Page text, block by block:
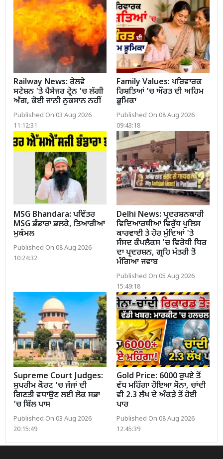
Railway News: ਰੇਲਵੇ
ਸਟੇਸ਼ਨ 'ਤੇ ਪੈਸੇਂਜਰ ਟ੍ਰੇਨ 'ਚ ਲੱਗੀ
ਅੱਗ, ਕੋਈ ਜਾਨੀ ਨੁਕਸਾਨ ਨਹੀਂ
Published On 03 Aug 2026
11:12:31
Family Values: ਪਰਿਵਾਰਕ
ਰਿਸ਼ਤਿਆਂ ’ਚ ਔਰਤ ਦੀ ਅਹਿਮ
ਭੂਮਿਕਾ
Published On 08 Aug 2026
09:43:18
MSG Bhandara: ਪਵਿੱਤਰ
MSG ਭੰਡਾਰਾ ਭਲਕੇ, ਤਿਆਰੀਆਂ
ਮੁਕੰਮਲ
Published On 08 Aug 2026
10:24:32
Delhi News: ਪ੍ਰਦਰਸ਼ਨਕਾਰੀ
ਵਿਦਿਆਰਥੀਆਂ ਵਿਰੁੱਧ ਪੁਲਿਸ
ਕਾਰਵਾਈ ਤੇ ਹੋਰ ਮੁੱਦਿਆਂ 'ਤੇ
ਸੰਸਦ ਕੰਪਲੈਕਸ ’ਚ ਵਿਰੋਧੀ ਧਿਰ
ਦਾ ਪ੍ਰਦਰਸ਼ਨ, ਗ੍ਰਹਿ ਮੰਤਰੀ ਤੋਂ
ਮੰਗਿਆ ਜਵਾਬ
Published On 05 Aug 2026
15:49:18
Supreme Court Judges:
ਸੁਪਰੀਮ ਕੋਰਟ ’ਚ ਜੱਜਾਂ ਦੀ
ਗਿਣਤੀ ਵਧਾਉਣ ਲਈ ਲੋਕ ਸਭਾ
’ਚ ਬਿੱਲ ਪਾਸ
Published On 03 Aug 2026
20:15:49
Gold Price: 6000 ਰੁਪਏ ਤੋਂ
ਵੱਧ ਮਹਿੰਗਾ ਹੋਇਆ ਸੋਨਾ, ਚਾਂਦੀ
ਵੀ 2.3 ਲੱਖ ਦੇ ਅੰਕੜੇ ਤੋਂ ਹੋਈ
ਪਾਰ
Published On 08 Aug 2026
12:45:39